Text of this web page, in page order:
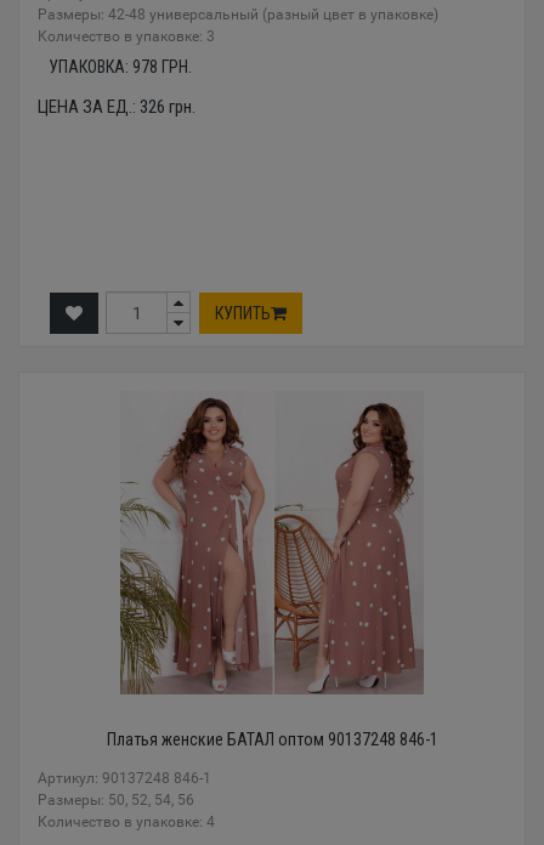
Размеры: 42-48 универсальный (разный цвет в упаковке)
Количество в упаковке: 3
УПАКОВКА: 978 ГРН.
ЦЕНА ЗА ЕД.: 326 грн.
КУПИТЬ
Платья женские БАТАЛ оптом 90137248 846-1
Артикул: 90137248 846-1
Размеры: 50, 52, 54, 56
Количество в упаковке: 4